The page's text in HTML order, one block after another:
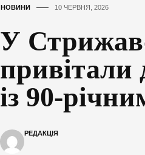
НОВИНИ 10 ЧЕРВНЯ, 2026
У
привітали
із 90-
РЕДАКЦІЯ